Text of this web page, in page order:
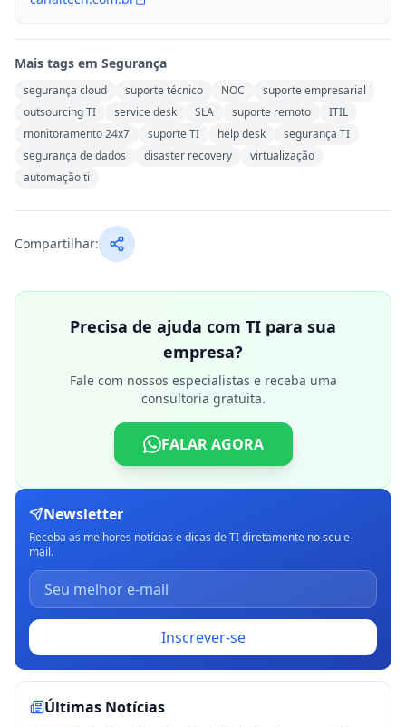
Mais tags em Segurança
segurança cloud suporte técnico NOC
suporte empresarial
outsourcing TI
service desk SLA suporte remoto
ITIL
monitoramento 24x7
suporte TI help desk
segurança TI
segurança de dados
disaster recovery
virtualização
automação ti
Compartilhar:
Precisa de ajuda com TI para sua
empresa?
Fale com nossos especialistas e receba uma
consultoria gratuita.
FALAR AGORA
Newsletter
Receba as melhores notícias e dicas de TI diretamente no seu e-
mail.
Inscrever-se
Últimas Notícias